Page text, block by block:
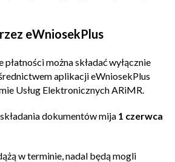
eWniosekPlus
można składać wyłącznie
aplikacji eWniosekPlus
Usług Elektronicznych ARiMR.
dokumentów mija 1 czerwca
w terminie, nadal będą mogli